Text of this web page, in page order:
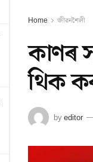
Home জীৱনশৈলী
কাণৰ
থিক
byeditor